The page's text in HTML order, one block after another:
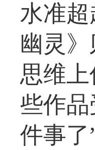
水准
幽灵
思维
些作
件事了